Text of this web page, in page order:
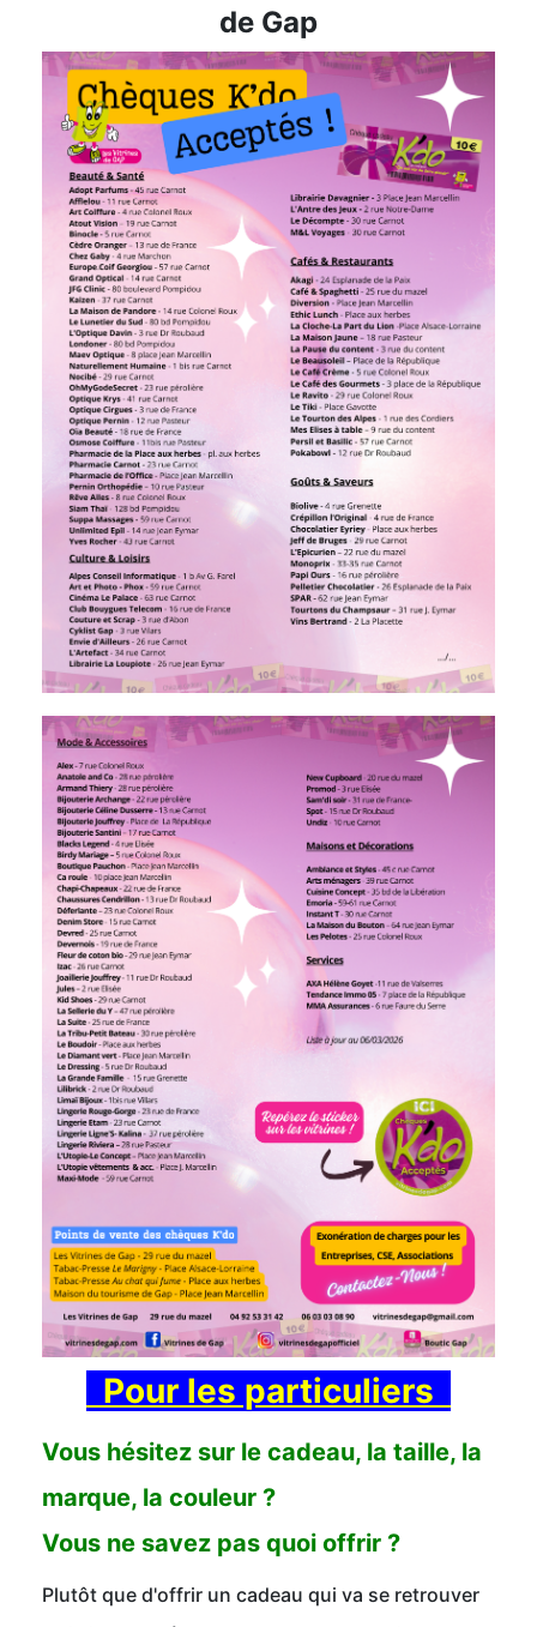
de Gap
Pour les particuliers
Vous hésitez sur le cadeau, la taille, la
marque, la couleur ?
Vous ne savez pas quoi offrir ?
Plutôt que d'offrir un cadeau qui va se retrouver